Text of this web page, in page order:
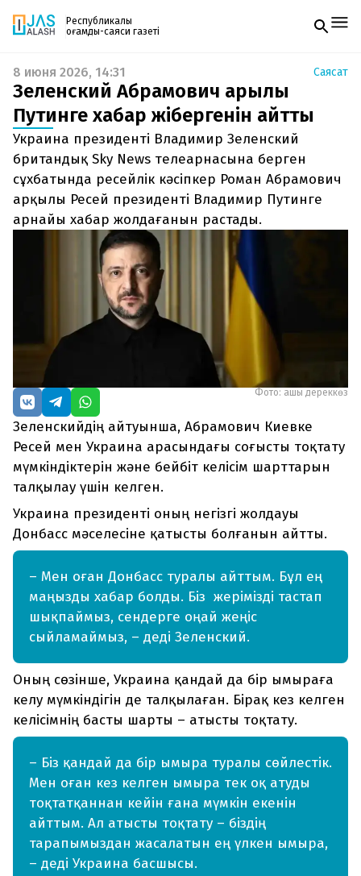
Республикалық
қоғамдық-саяси газеті
Жаңалықтар
Спорт
Live
Руханият
Аймақ
Архив
Заң және тәртіп
Редакциямен байланыс
+7 708 604 51 06
+7 701 220 64 52
zhasalash100@gmail.com
Газетке жазылу
PDF форматтағы газетті ай сайын электронды
поштаңызға алып отырыңыз. Жаңа нөмір
шыққан сәтте сізге бірден жіберіледі. Тек email
енгізіңіз, біз қалғанын өзіміз жібереміз.
8 июня 2026, 14:31 Саясат
Зеленский Абрамович арқылы
Путинге хабар жібергенін айтты
Украина президенті Владимир Зеленский
британдық Sky News телеарнасына берген
сұхбатында ресейлік кәсіпкер Роман Абрамович
арқылы Ресей президенті Владимир Путинге
арнайы хабар жолдағанын растады.
Фото: ашық дереккөз
Зеленскийдің айтуынша, Абрамович Киевке
Ресей мен Украина арасындағы соғысты тоқтату
мүмкіндіктерін және бейбіт келісім шарттарын
талқылау үшін келген.
Украина президенті оның негізгі жолдауы
Донбасс мәселесіне қатысты болғанын айтты.
– Мен оған Донбасс туралы айттым. Бұл ең
маңызды хабар болды. Біз жерімізді тастап
шықпаймыз, сендерге оңай жеңіс
сыйламаймыз, – деді Зеленский.
Оның сөзінше, Украина қандай да бір ымыраға
келу мүмкіндігін де талқылаған. Бірақ кез келген
келісімнің басты шарты – атысты тоқтату.
– Біз қандай да бір ымыра туралы сөйлестік.
Мен оған кез келген ымыра тек оқ атуды
тоқтатқаннан кейін ғана мүмкін екенін
айттым. Ал атысты тоқтату – біздің
тарапымыздан жасалатын ең үлкен ымыра,
– деді Украина басшысы.